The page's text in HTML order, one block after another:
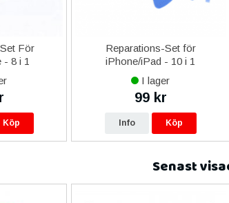
För
- 8 i 1
Köp
Reparations-Set för
iPhone/iPad - 10 i 1
I lager
99 kr
Info Köp
Senast